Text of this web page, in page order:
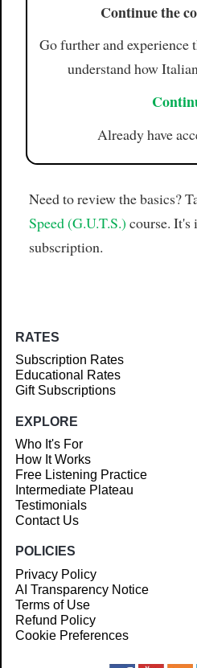
Continue the
Go further and
understand how
Already have
Need to review the basics?
Speed (G.U.T.S.) course. It's
subscription.
RATES
Subscription Rates
Educational Rates
Gift Subscriptions
EXPLORE
Who It's For
How It Works
Free Listening Practice
Intermediate Plateau
Testimonials
Contact Us
POLICIES
Privacy Policy
AI Transparency Notice
Terms of Use
Refund Policy
Cookie Preferences